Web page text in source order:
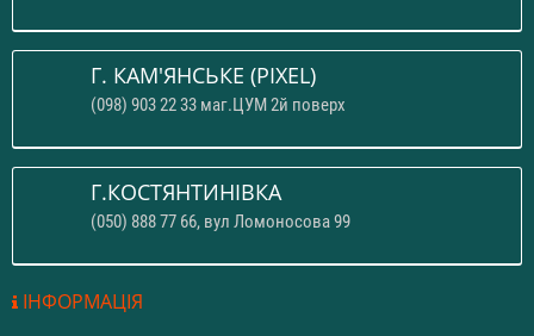
Г. КАМ'ЯНСЬКЕ (PIXEL)
(098) 903 22 33 маг.ЦУМ 2й поверх
Г.КОСТЯНТИНІВКА
(050) 888 77 66, вул Ломоносова 99
ІНФОРМАЦІЯ